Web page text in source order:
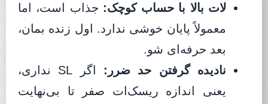
لات بالا با حساب کوچک: جذاب است، اما
معمولاً پایان خوشی ندارد. اول زنده بمان،
بعد حرفه‌ای شو.
نادیده گرفتن حد ضرر:
اگر SL نداری،
یعنی اندازه ریسک‌ات صفر تا بی‌نهایت